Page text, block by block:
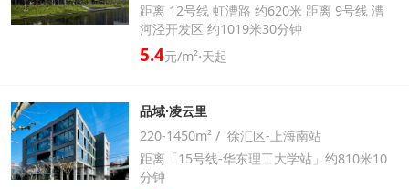
距离 12号线 虹漕路 约620米 距离 9号线 漕
河泾开发区 约1019米30分钟
5.4元/m²⋅天起
品域·凌云里
220-1450m² / 徐汇区-上海南站
距离「15号线-华东理工大学站」约810米10
分钟